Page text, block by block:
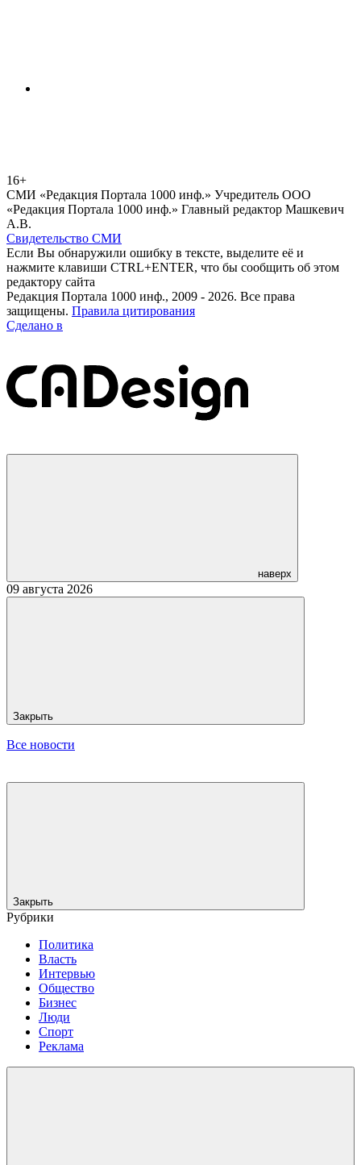
16+
СМИ «Редакция Портала 1000 инф.» Учредитель ООО
«Редакция Портала 1000 инф.» Главный редактор Машкевич
А.В.
Свидетельство СМИ
Если Вы обнаружили ошибку в тексте, выделите её и
нажмите клавиши CTRL+ENTER, что бы сообщить об этом
редактору сайта
Редакция Портала 1000 инф., 2009 - 2026. Все права
защищены. Правила цитирования
Сделано в
наверх
09 августа 2026
Закрыть
Все новости
Закрыть
Рубрики
Политика
Власть
Интервью
Общество
Бизнес
Люди
Спорт
Реклама